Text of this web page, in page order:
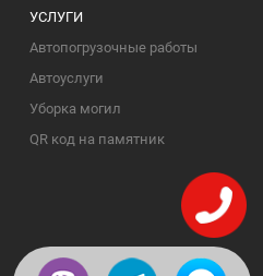
УСЛУГИ
Автопогрузочные работы
Автоуслуги
Уборка могил
QR код на памятник